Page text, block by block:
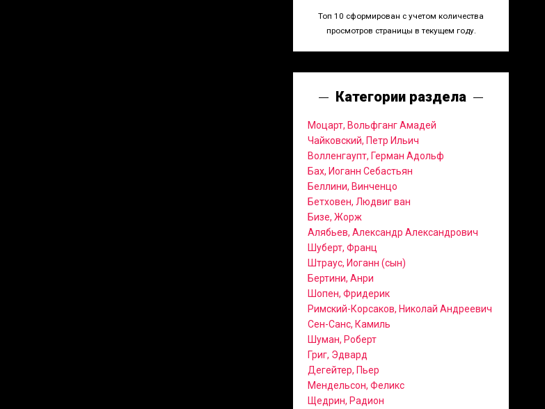
Топ 10 сформирован с учетом количества
просмотров страницы в текущем году.
Категории раздела
Моцарт, Вольфганг Амадей
Чайковский, Петр Ильич
Волленгаупт, Герман Адольф
Бах, Иоганн Себастьян
Беллини, Винченцо
Бетховен, Людвиг ван
Бизе, Жорж
Алябьев, Александр Александрович
Шуберт, Франц
Штраус, Иоганн (сын)
Бертини, Анри
Шопен, Фридерик
Римский-Корсаков, Николай Андреевич
Сен-Санс, Камиль
Шуман, Роберт
Григ, Эдвард
Дегейтер, Пьер
Мендельсон, Феликс
Щедрин, Радион